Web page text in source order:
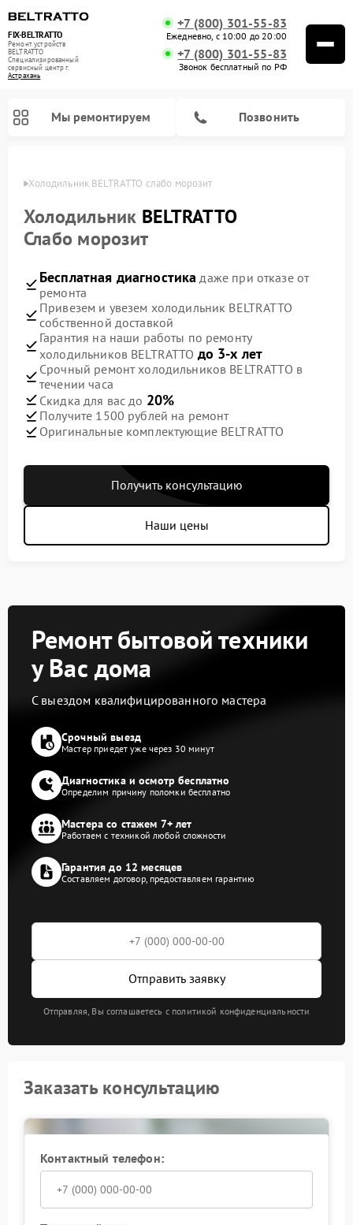
FIX-BELTRATTO
Ремонт устройств
BELTRATTO
Специализированный
cервисный центр г.
Астрахань
+7 (800) 301-55-83
Ежедневно, с 10:00 до 20:00
+7 (800) 301-55-83
Звонок бесплатный по РФ
Мы ремонтируем Позвонить
Холодильник BELTRATTO слабо морозит
Холодильник BELTRATTO
Слабо морозит
Бесплатная диагностика даже при отказе от
ремонта
Привезем и увезем холодильник BELTRATTO
собственной доставкой
Гарантия на наши работы по ремонту
холодильников BELTRATTO до 3-х лет
Срочный ремонт холодильников BELTRATTO в
течении часа
Скидка для вас до 20%
Получите 1500 рублей на ремонт
Оригинальные комплектующие BELTRATTO
Получить консультацию
Наши цены
Ремонт бытовой техники
у Вас дома
С выездом квалифицированного мастера
Срочный выезд
Мастер приедет уже через 30 минут
Диагностика и осмотр бесплатно
Определим причину поломки бесплатно
Мастера со стажем 7+ лет
Работаем с техникой любой сложности
Гарантия до 12 месяцев
Составляем договор, предоставляем гарантию
Отправить заявку
Отправляя, Вы соглашаетесь с политикой конфиденциальности
Заказать консультацию
Контактный телефон: